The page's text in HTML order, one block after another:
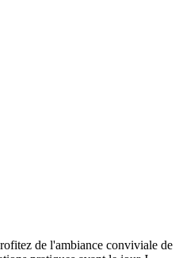
de l'ambiance conviviale de